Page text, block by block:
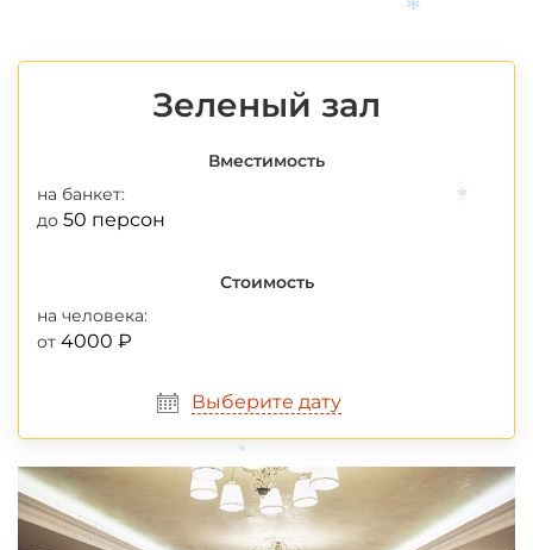
Зеленый зал
Вместимость
на банкет:
до 50 персон
Стоимость
на человека:
от 4000 ₽
Выберите дату
*